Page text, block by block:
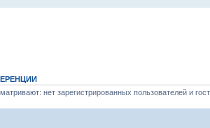
нет зарегистрированных пользователей и